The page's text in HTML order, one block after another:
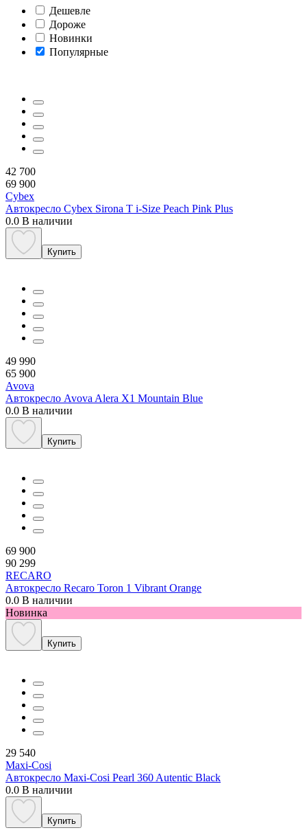
Дешевле
Дороже
Новинки
Популярные
42 700
69 900
Cybex
Автокресло Cybex Sirona T i-Size Peach Pink Plus
0.0 В наличии
Купить
49 990
65 900
Avova
Автокресло Avova Alera X1 Mountain Blue
0.0 В наличии
Купить
69 900
90 299
RECARO
Автокресло Recaro Toron 1 Vibrant Orange
0.0 В наличии
Новинка
Купить
29 540
Maxi-Cosi
Автокресло Maxi-Cosi Pearl 360 Autentic Black
0.0 В наличии
Купить